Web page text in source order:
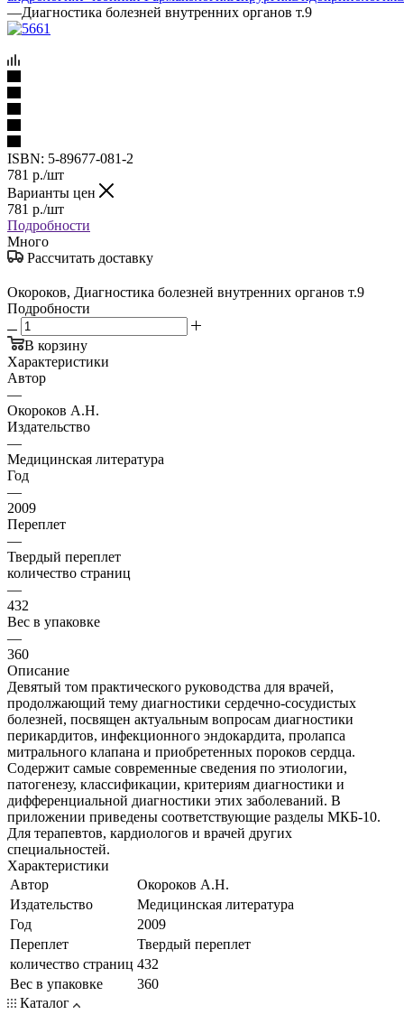
—Диагностика болезней внутренних органов т.9
ISBN: 5-89677-081-2
781 р./шт
Варианты цен
781 р./шт
Подробности
Много
Рассчитать доставку
Окороков, Диагностика болезней внутренних органов т.9
Подробности
В корзину
Характеристики
Автор
—
Окороков А.Н.
Издательство
—
Медицинская литература
Год
—
2009
Переплет
—
Твердый переплет
количество страниц
—
432
Вес в упаковке
—
360
Описание
Девятый том практического руководства для врачей,
продолжающий тему диагностики сердечно-сосудистых
болезней, посвящен актуальным вопросам диагностики
перикардитов, инфекционного эндокардита, пролапса
митрального клапана и приобретенных пороков сердца.
Содержит самые современные сведения по этиологии,
патогенезу, классификации, критериям диагностики и
дифференциальной диагностики этих заболеваний. В
приложении приведены соответствующие разделы МКБ-10.
Для терапевтов, кардиологов и врачей других
специальностей.
Характеристики
Автор
Окороков А.Н.
Издательство
Медицинская литература
Год
2009
Переплет
Твердый переплет
количество страниц 432
Вес в упаковке
360
Каталог